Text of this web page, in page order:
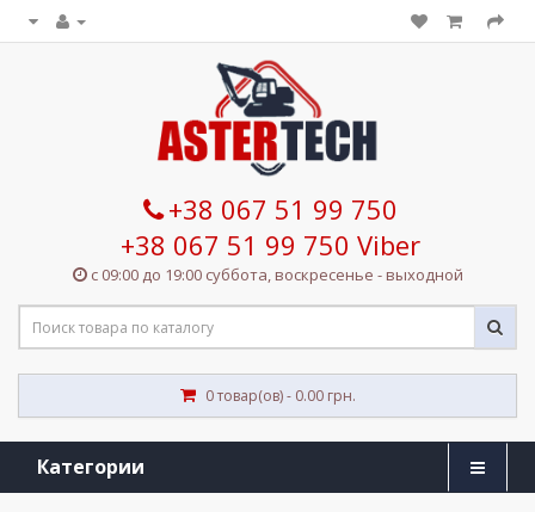
+38 067 51 99 750
+38 067 51 99 750 Viber
с 09:00 до 19:00 суббота, воскресенье - выходной
0 товар(ов) - 0.00 грн.
Категории